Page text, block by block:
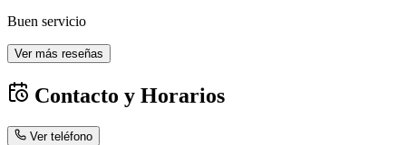
Buen servicio
Ver más reseñas
Contacto y Horarios
Ver teléfono